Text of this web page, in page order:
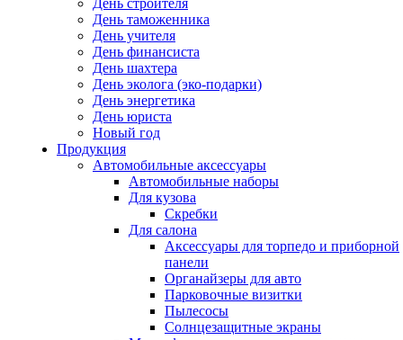
День строителя
День таможенника
День учителя
День финансиста
День шахтера
День эколога (эко-подарки)
День энергетика
День юриста
Новый год
Продукция
Автомобильные аксессуары
Автомобильные наборы
Для кузова
Скребки
Для салона
Аксессуары для торпедо и приборной
панели
Органайзеры для авто
Парковочные визитки
Пылесосы
Солнцезащитные экраны